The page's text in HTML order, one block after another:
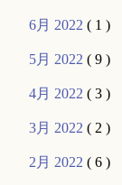
6月 2022( 1 )
5月 2022( 9 )
4月 2022( 3 )
3月 2022( 2 )
2月 2022( 6 )